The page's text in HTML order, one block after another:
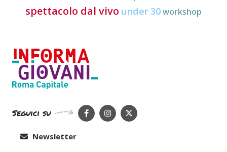
spettacolo dal vivo under 30workshop
Seguici su
Newsletter